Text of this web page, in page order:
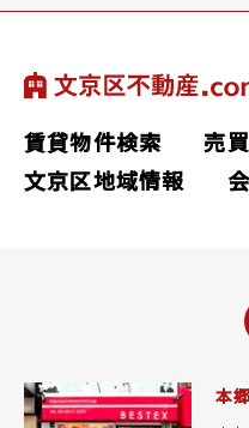
賃貸物件検索
売
文京区地域情報
本